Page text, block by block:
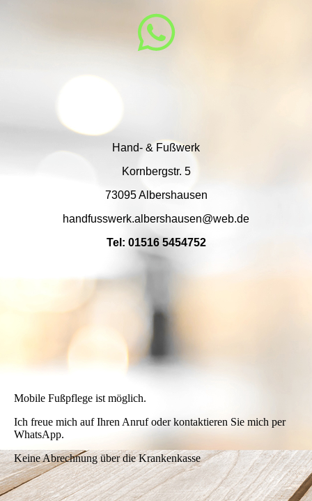
Hand- & Fußwerk
Kornbergstr. 5
73095 Albershausen
handfusswerk.albershausen@web.de
Tel: 01516 5454752
Mobile Fußpflege ist möglich.
Ich freue mich auf Ihren Anruf oder kontaktieren Sie mich per
WhatsApp.
Keine Abrechnung über die Krankenkasse